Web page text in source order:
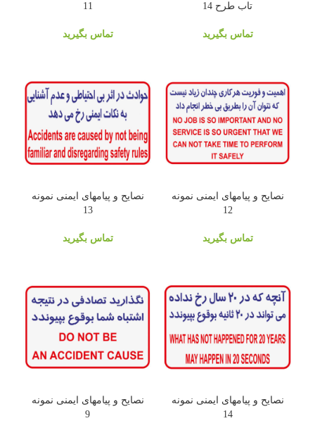
تاب طرح 14
تماس بگیرید
11
تماس بگیرید
نصایح و پیامهای ایمنی نمونه
12
تماس بگیرید
نصایح و پیامهای ایمنی نمونه
13
تماس بگیرید
نصایح و پیامهای ایمنی نمونه
14
نصایح و پیامهای ایمنی نمونه
9